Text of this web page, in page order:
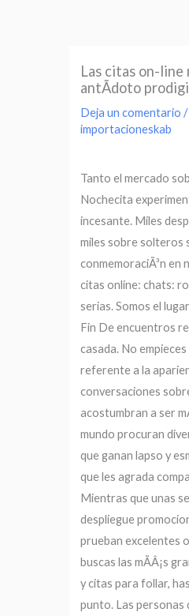
Las citas on-line
antÃ­doto
Deja un comentario
importacioneskab
Tanto el mercado
Nochecita
incesante. Miles
miles sobre solteros
conmemoraciÃ³n en
citas online: chats:
serias. Somos el
Fin De encuentros
casada. No
referente a la
conversaciones
acostumbran a ser
mundo procuran
que ganan lapso y
que les agrada
Mientras que unas
despliegue
prueban excelentes
buscas las mÃ­Â¡s
y citas para follar,
punto. Las personas